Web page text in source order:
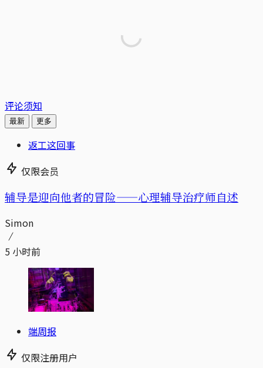
评论须知
最新 更多
返工这回事
仅限会员
辅导是迎向他者的冒险——心理辅导治疗师自述
Simon
5 小时前
端周报
仅限注册用户